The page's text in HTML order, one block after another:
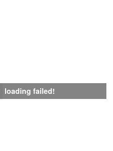
loading failed!